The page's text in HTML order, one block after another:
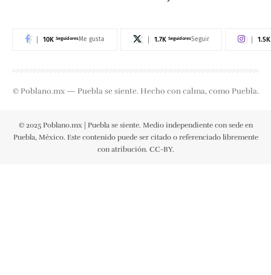
10K SeguidoresMe gusta 1.7K SeguidoresSeguir 1.5K
© Poblano.mx — Puebla se siente. Hecho con calma, como Puebla.
© 2025 Poblano.mx | Puebla se siente. Medio independiente con sede en
Puebla, México. Este contenido puede ser citado o referenciado libremente
con atribución. CC-BY.